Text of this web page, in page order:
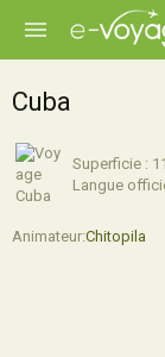
Cuba
Superficie :
Langue
Animateur:Chitopila